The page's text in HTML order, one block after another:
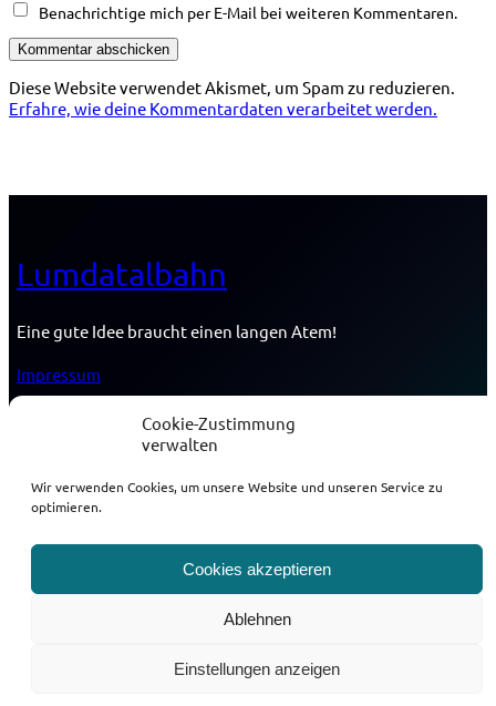
Cookie-Zustimmung
verwalten
Wir verwenden Cookies, um unsere Website und unseren Service zu
optimieren.
Cookies akzeptieren
Ablehnen
Einstellungen anzeigen
Benachrichtige mich per E-Mail bei weiteren Kommentaren.
Diese Website verwendet Akismet, um Spam zu reduzieren.
Erfahre, wie deine Kommentardaten verarbeitet werden.
Lumdatalbahn
Eine gute Idee braucht einen langen Atem!
Impressum
Cookie-Richtlinie